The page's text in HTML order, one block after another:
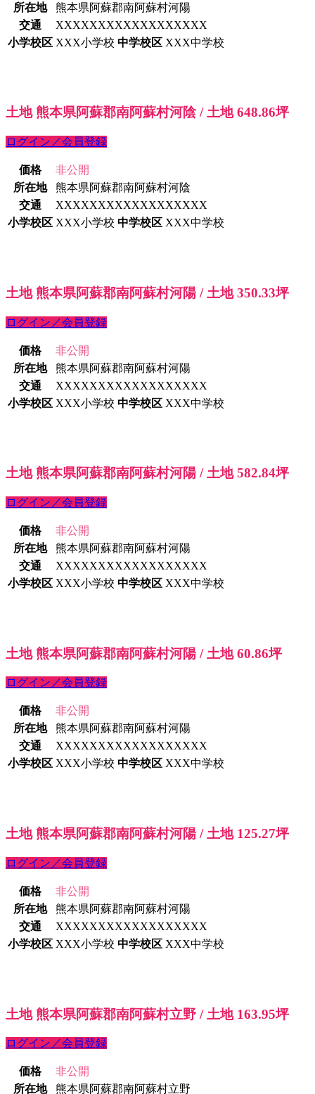
所在地
熊本県阿蘇郡南阿蘇村河陽
交通
XXXXXXXXXXXXXXXXXX
小学校区 XXX小学校 中学校区 XXX中学校
土地 熊本県阿蘇郡南阿蘇村河陰 / 土地 648.86坪
ログイン／会員登録
価格
非公開
所在地
熊本県阿蘇郡南阿蘇村河陰
交通
XXXXXXXXXXXXXXXXXX
小学校区 XXX小学校 中学校区 XXX中学校
土地 熊本県阿蘇郡南阿蘇村河陽 / 土地 350.33坪
ログイン／会員登録
価格
非公開
所在地
熊本県阿蘇郡南阿蘇村河陽
交通
XXXXXXXXXXXXXXXXXX
小学校区 XXX小学校 中学校区 XXX中学校
土地 熊本県阿蘇郡南阿蘇村河陽 / 土地 582.84坪
ログイン／会員登録
価格
非公開
所在地
熊本県阿蘇郡南阿蘇村河陽
交通
XXXXXXXXXXXXXXXXXX
小学校区 XXX小学校 中学校区 XXX中学校
土地 熊本県阿蘇郡南阿蘇村河陽 / 土地 60.86坪
ログイン／会員登録
価格
非公開
所在地
熊本県阿蘇郡南阿蘇村河陽
交通
XXXXXXXXXXXXXXXXXX
小学校区 XXX小学校 中学校区 XXX中学校
土地 熊本県阿蘇郡南阿蘇村河陽 / 土地 125.27坪
ログイン／会員登録
価格
非公開
所在地
熊本県阿蘇郡南阿蘇村河陽
交通
XXXXXXXXXXXXXXXXXX
小学校区 XXX小学校 中学校区 XXX中学校
土地 熊本県阿蘇郡南阿蘇村立野 / 土地 163.95坪
ログイン／会員登録
価格
非公開
所在地
熊本県阿蘇郡南阿蘇村立野